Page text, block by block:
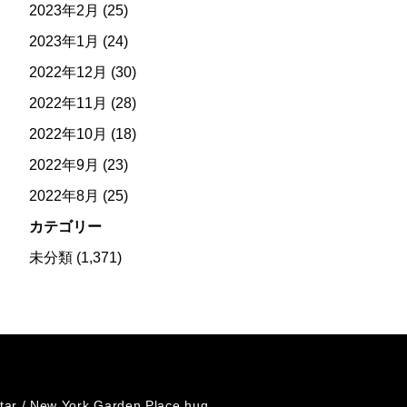
2023年2月 (25)
2023年1月 (24)
2022年12月 (30)
2022年11月 (28)
2022年10月 (18)
2022年9月 (23)
2022年8月 (25)
カテゴリー
未分類(1,371)